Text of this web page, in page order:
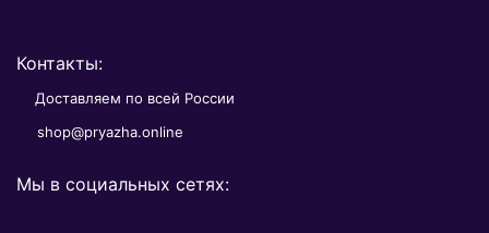
Контакты:
Доставляем по всей России
shop@pryazha.online
Мы в социальных сетях: